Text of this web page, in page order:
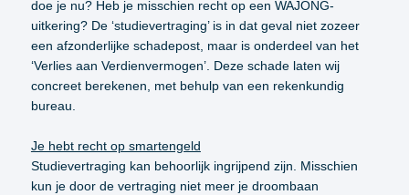
doe je nu? Heb je misschien recht op een WAJONG-
uitkering? De ‘studievertraging’ is in dat geval niet zozeer
een afzonderlijke schadepost, maar is onderdeel van het
‘Verlies aan Verdienvermogen’. Deze schade laten wij
concreet berekenen, met behulp van een rekenkundig
bureau.
Je hebt recht op smartengeld
Studievertraging kan behoorlijk ingrijpend zijn. Misschien
kun je door de vertraging niet meer je droombaan